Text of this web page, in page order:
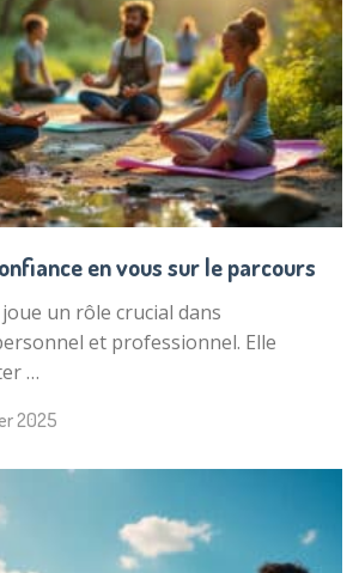
en vous sur le parcours
un rôle crucial dans
et professionnel. Elle
…
2025